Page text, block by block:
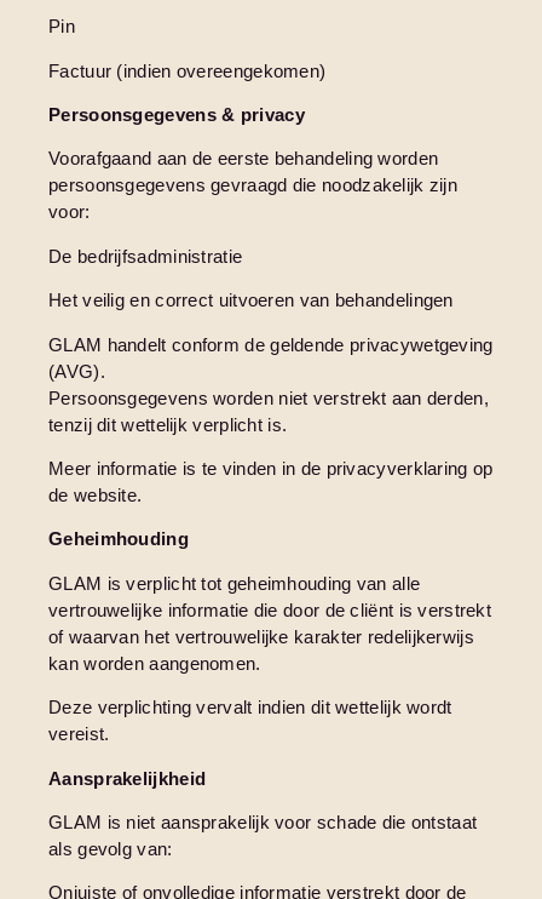
Pin
Factuur (indien overeengekomen)
Persoonsgegevens & privacy
Voorafgaand aan de eerste behandeling worden
persoonsgegevens gevraagd die noodzakelijk zijn
voor:
De bedrijfsadministratie
Het veilig en correct uitvoeren van behandelingen
GLAM handelt conform de geldende privacywetgeving
(AVG).
Persoonsgegevens worden niet verstrekt aan derden,
tenzij dit wettelijk verplicht is.
Meer informatie is te vinden in de privacyverklaring op
de website.
Geheimhouding
GLAM is verplicht tot geheimhouding van alle
vertrouwelijke informatie die door de cliënt is verstrekt
of waarvan het vertrouwelijke karakter redelijkerwijs
kan worden aangenomen.
Deze verplichting vervalt indien dit wettelijk wordt
vereist.
Aansprakelijkheid
GLAM is niet aansprakelijk voor schade die ontstaat
als gevolg van:
Onjuiste of onvolledige informatie verstrekt door de